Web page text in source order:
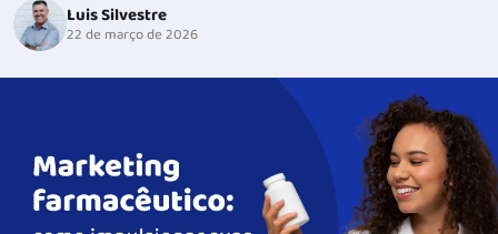
Luis Silvestre
22 de março de 2026